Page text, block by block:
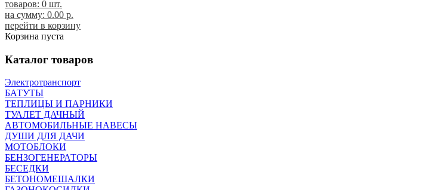
товаров: 0 шт.
на сумму: 0.00 p.
перейти в корзину
Корзина пуста
Каталог товаров
Электротранспорт
БАТУТЫ
ТЕПЛИЦЫ И ПАРНИКИ
ТУАЛЕТ ДАЧНЫЙ
АВТОМОБИЛЬНЫЕ НАВЕСЫ
ДУШИ ДЛЯ ДАЧИ
МОТОБЛОКИ
БЕНЗОГЕНЕРАТОРЫ
БЕСЕДКИ
БЕТОНОМЕШАЛКИ